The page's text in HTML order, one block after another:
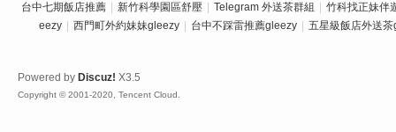
台中七期飯店推薦
新竹科學園區舒壓 Telegram 外送茶群組
竹科找正妹伴
eezy
西門町外約妹妹gleezy 台中不踩雷推薦gleezy 五星級飯店外送
Powered by Discuz! X3.5
Copyright © 2001-2020, Tencent Cloud.